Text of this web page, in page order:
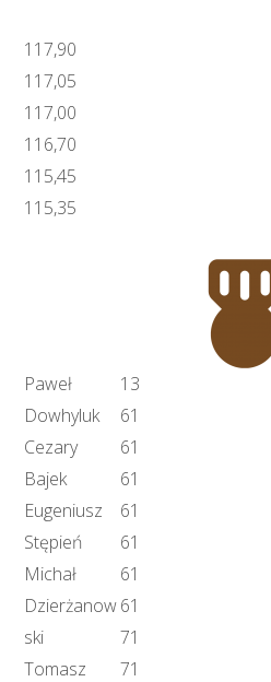
117,90
117,05
117,00
116,70
115,45
115,35
Paweł
Dowhyluk
Cezary
Bajek
Eugeniusz
Stępień
Michał
Dzierżanow
ski
Tomasz
13
61
61
61
61
61
61
61
71
71